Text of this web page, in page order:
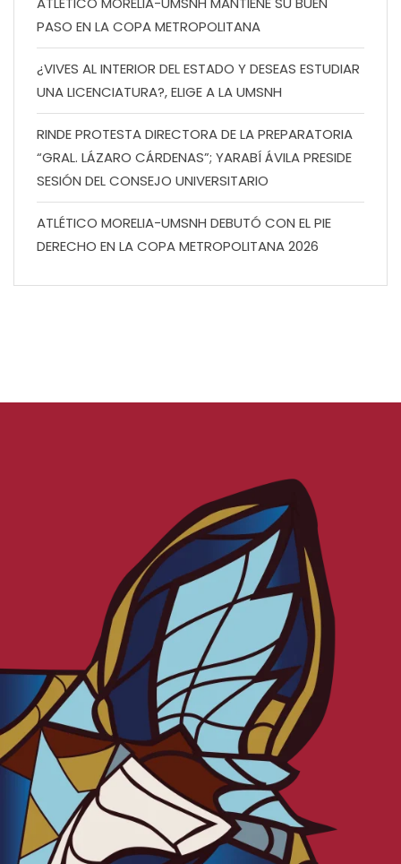
PASO EN LA COPA METROPOLITANA
¿VIVES AL INTERIOR DEL ESTADO Y DESEAS ESTUDIAR
UNA LICENCIATURA?, ELIGE A LA UMSNH
RINDE PROTESTA DIRECTORA DE LA PREPARATORIA
“GRAL. LÁZARO CÁRDENAS”; YARABÍ ÁVILA PRESIDE
SESIÓN DEL CONSEJO UNIVERSITARIO
ATLÉTICO MORELIA-UMSNH DEBUTÓ CON EL PIE
DERECHO EN LA COPA METROPOLITANA 2026